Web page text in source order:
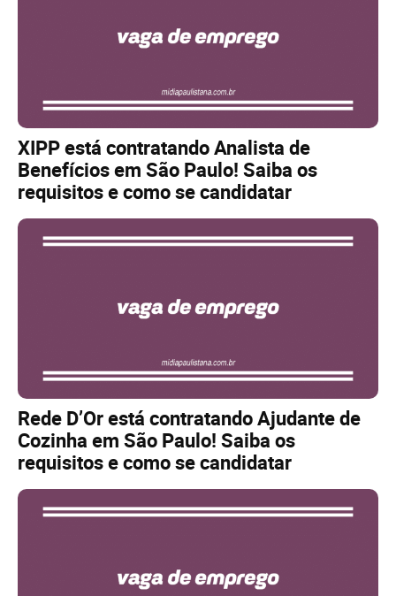
XIPP está contratando Analista de
Benefícios em São Paulo! Saiba os
requisitos e como se candidatar
Rede D’Or está contratando Ajudante de
Cozinha em São Paulo! Saiba os
requisitos e como se candidatar